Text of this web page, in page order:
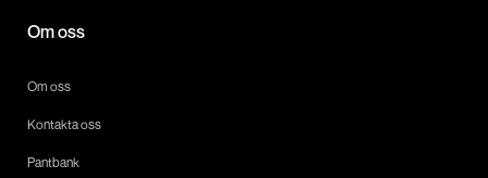
Om oss
Om oss
Kontakta oss
Pantbank